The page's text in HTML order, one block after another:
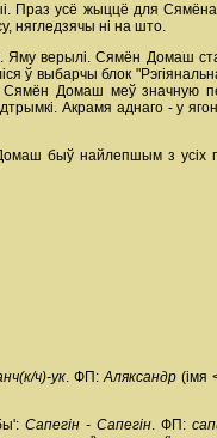
Праз усё жыццё для
нягледзячы ні на што.
Яму верылі. Сямён Домаш
ў выбарчы блок
Сямён Домаш меў значную
Акрамя аднаго - у
быў найлепшым з усіх
ч)-ук. ФП:Аляксандр(імя
Сапегін - Сапегін. ФП: